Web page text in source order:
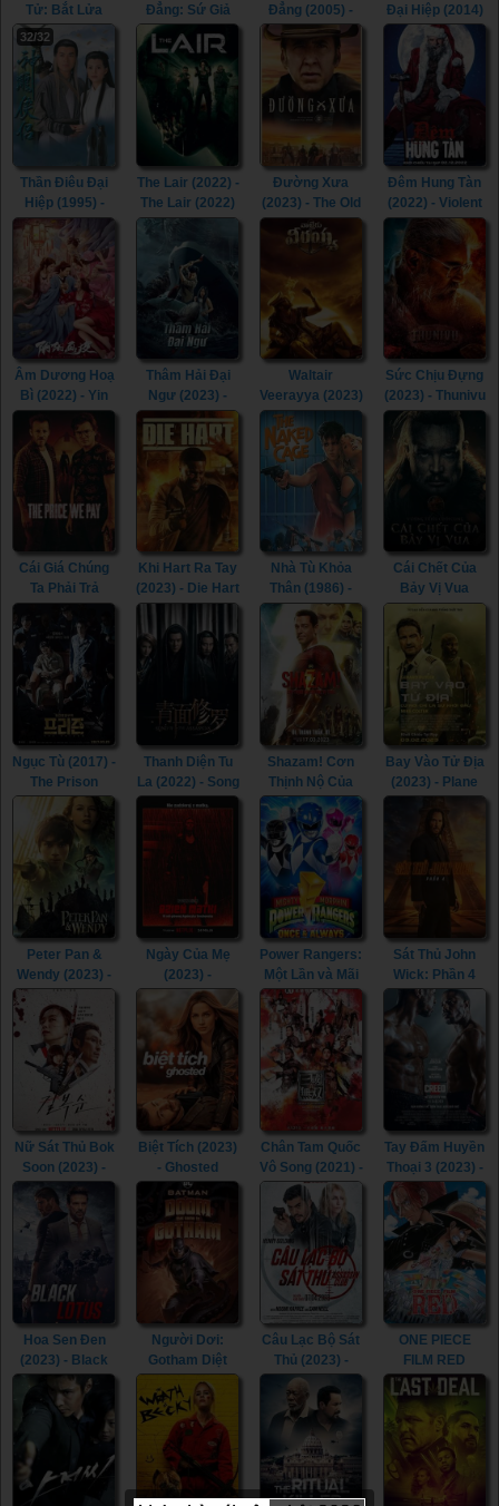
Tử: Bắt Lửa
(2013) - The
Hunger Games:
Catching Fire
(2013)
Đẳng: Sứ Giả
Bạc (2007) -
Fantastic Four:
Rise of the
Silver Surfer
Đẳng (2005) -
Fantastic Four
(2005)
Đại Hiệp (2014)
- The Romance
of the Condor
Heroes (2014)
32/32
Thần Điêu Đại
Hiệp (1995) -
Return of The
Condor Heroes
(1995)
The Lair (2022) -
The Lair (2022)
Đường Xưa
(2023) - The Old
Way (2023)
Đêm Hung Tàn
(2022) - Violent
Night (2022)
Âm Dương Hoạ
Bì (2022) - Yin
Yang Painted
Skin (2022)
Thâm Hải Đại
Ngư (2023) -
Monster of The
Deep (2023)
Waltair
Veerayya (2023)
- Waltair
Veerayya (2023)
Sức Chịu Đựng
(2023) - Thunivu
(2023)
Cái Giá Chúng
Ta Phải Trả
Price We Pay
(2023)
Khi Hart Ra Tay
(2023) - Die Hart
Nhà Tù Khỏa
Thân (1986) -
The Naked
Cage (1986)
Cái Chết Của
Bảy Vị Vua
(2023) - The
Last Kingdom:
Seven Kings
Must Die (2023)
Ngục Tù (2017) -
The Prison
(2017)
Thanh Diện Tu
La (2022) - Song
of the
Assassins
(2022)
Shazam! Cơn
Thịnh Nộ Của
Các Vị Thần
(2023) -
Shazam! Fury of
the Gods (2023)
Bay Vào Tử Địa
(2023) - Plane
Peter Pan &
Wendy (2023) -
Peter Pan &
Wendy (2023)
Ngày Của Mẹ
(2023) -
Mother's Day
(2023)
Power Rangers:
Một Lần và Mãi
Mãi (2023) -
Mighty Morphin
Power Rangers:
Once & Always
(2023)
Sát Thủ John
Wick: Phần 4
(2023) - John
Wick: Chapter 4
Nữ Sát Thủ Bok
Soon (2023) -
(2023)
Biệt Tích (2023)
- Ghosted
(2023)
Chân Tam Quốc
Vô Song (2021) -
Dynasty
Warriors (2021)
Tay Đấm Huyền
Thoại 3 (2023) -
Creed III (2023)
Hoa Sen Đen
(2023) - Black
Lotus (2023)
Người Dơi:
Gotham Diệt
Vong (2023) -
Batman: The
Doom That
Came to
Gotham (2023)
Câu Lạc Bộ Sát
Thủ (2023) -
Assassin Club
(2023)
ONE PIECE
FILM RED
(2022) - ONE
PIECE FILM
RED (2022)